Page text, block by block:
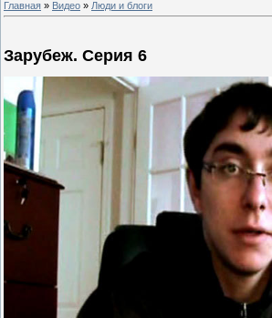
Главная » Видео » Люди и блоги
Зарубеж. Серия 6